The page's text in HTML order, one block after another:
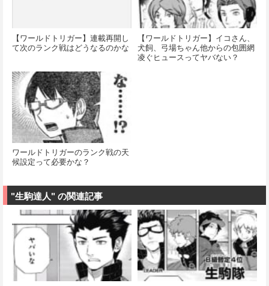
【ワールドトリガー】連載再開し
て次のランク戦はどうなるのかな
【ワールドトリガー】イコさん、
犬飼、弓場ちゃん他からの包囲網
凌ぐヒュースってヤバない？
ワールドトリガーのランク戦の天
候設定って必要かな？
"生駒達人" の関連記事